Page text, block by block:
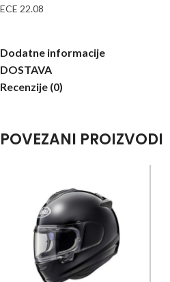
ECE 22.08
Dodatne informacije
DOSTAVA
Recenzije (0)
POVEZANI PROIZVODI